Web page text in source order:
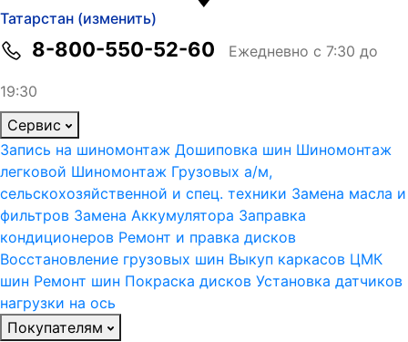
Татарстан (изменить)
8-800-550-52-60 Ежедневно с 7:30 до
19:30
Сервис
Запись на шиномонтаж Дошиповка шин Шиномонтаж
легковой Шиномонтаж Грузовых а/м,
сельскохозяйственной и спец. техники Замена масла и
фильтров Замена Аккумулятора Заправка
кондиционеров Ремонт и правка дисков
Восстановление грузовых шин Выкуп каркасов ЦМК
шин Ремонт шин Покраска дисков Установка датчиков
нагрузки на ось
Покупателям